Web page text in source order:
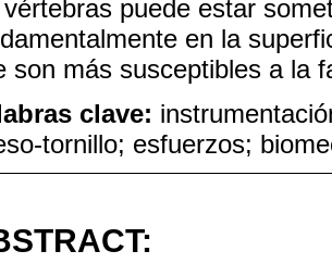
puede estar
en la
son más susceptibles a la
clave:
tornillo; esfuerzos;